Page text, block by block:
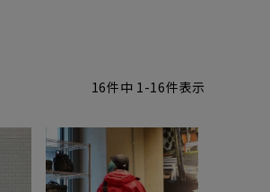
16件中 1 -16件表示